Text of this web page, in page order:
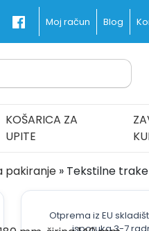
Moj račun Blog
KOŠARICA ZA
UPITE
pakiranje » Tekstilne
Otprema iz EU